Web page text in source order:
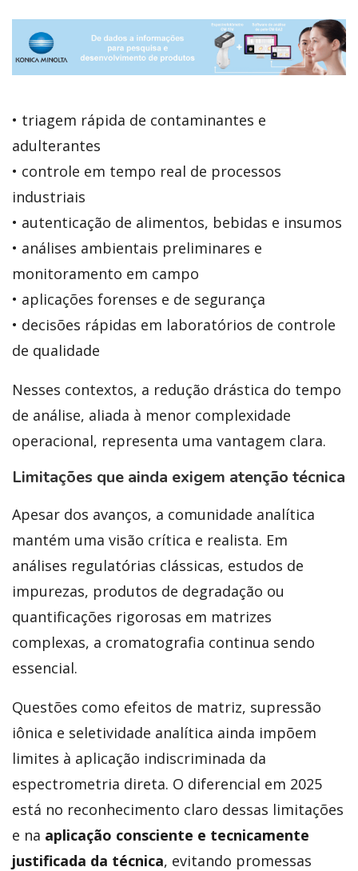
• triagem rápida de contaminantes e
adulterantes
• controle em tempo real de processos
industriais
• autenticação de alimentos, bebidas e insumos
• análises ambientais preliminares e
monitoramento em campo
• aplicações forenses e de segurança
• decisões rápidas em laboratórios de controle
de qualidade
Nesses contextos, a redução drástica do tempo
de análise, aliada à menor complexidade
operacional, representa uma vantagem clara.
Limitações que ainda exigem atenção técnica
Apesar dos avanços, a comunidade analítica
mantém uma visão crítica e realista. Em
análises regulatórias clássicas, estudos de
impurezas, produtos de degradação ou
quantificações rigorosas em matrizes
complexas, a cromatografia continua sendo
essencial.
Questões como efeitos de matriz, supressão
iônica e seletividade analítica ainda impõem
limites à aplicação indiscriminada da
espectrometria direta. O diferencial em 2025
está no reconhecimento claro dessas limitações
e na aplicação consciente e tecnicamente
justificada da técnica, evitando promessas